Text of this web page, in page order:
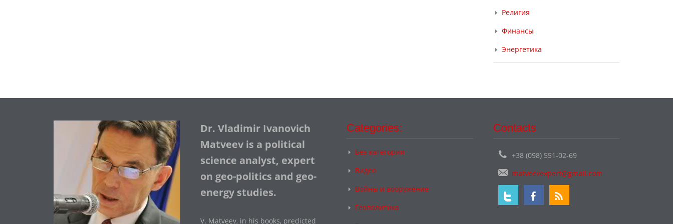
Религия
Финансы
Энергетика
Dr. Vladimir Ivanovich
Matveev is a political
science analyst, expert
on geo-politics and geo-
energy studies.
V. Matveev, in his books, predicted
Categories:
Без категории
Видео
Войны и вооружение
Геополитика
Contacts
+38 (098) 551-02-69
matveevexpert@gmail.com